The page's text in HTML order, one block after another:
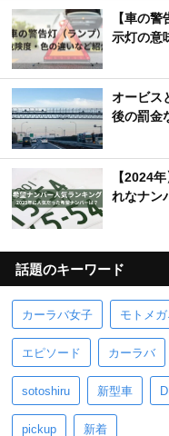
【車の
示灯の意
オービス
後の罰金
【2024
れなナン
話題のキーワード
カーラバ女子 モトメ
エピソード カーラバ
sotoshiru 新型車
pickup 新着